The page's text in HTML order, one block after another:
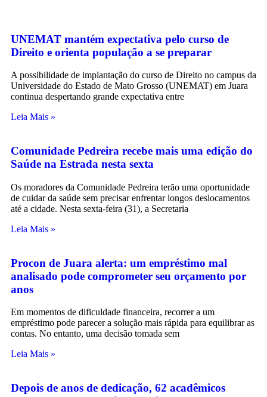
UNEMAT mantém expectativa pelo curso de
Direito e orienta população a se preparar
A possibilidade de implantação do curso de Direito no campus da
Universidade do Estado de Mato Grosso (UNEMAT) em Juara
continua despertando grande expectativa entre
Leia Mais »
Comunidade Pedreira recebe mais uma edição do
Saúde na Estrada nesta sexta
Os moradores da Comunidade Pedreira terão uma oportunidade
de cuidar da saúde sem precisar enfrentar longos deslocamentos
até a cidade. Nesta sexta-feira (31), a Secretaria
Leia Mais »
Procon de Juara alerta: um empréstimo mal
analisado pode comprometer seu orçamento por
anos
Em momentos de dificuldade financeira, recorrer a um
empréstimo pode parecer a solução mais rápida para equilibrar as
contas. No entanto, uma decisão tomada sem
Leia Mais »
Depois de anos de dedicação, 62 acadêmicos